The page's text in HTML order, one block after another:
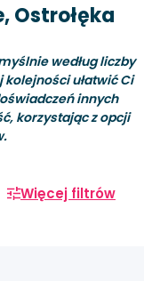
Ostrołęka
według liczby
ułatwić Ci
innych
korzystając z opcji
Więcej filtrów